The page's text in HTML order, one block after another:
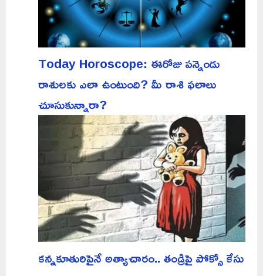
Today Horoscope: ఈరోజు పన్నెండు
రాశులకు ఎలా ఉంటుంది? మీ రాశి ఫలాలు
చూసుకున్నారా?
కన్నకూతురిపైనే అత్యాచారం.. తండ్రిపై పోక్సో కేసు